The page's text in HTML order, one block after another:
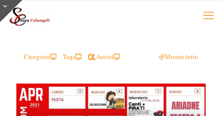
Categorie Tags Autori Mostra tutto